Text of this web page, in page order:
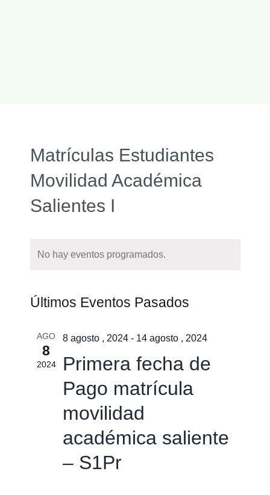
Matrículas Estudiantes
Movilidad Académica
Salientes I
No hay eventos programados.
Últimos Eventos Pasados
AGO
8
2024
8 agosto , 2024- 14 agosto , 2024
Primera fecha de
Pago matrícula
movilidad
académica saliente
– S1Pr